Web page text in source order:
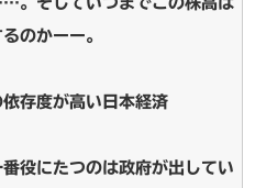
のかーー。
存度が高い日本経済
役にたつのは政府が出してい